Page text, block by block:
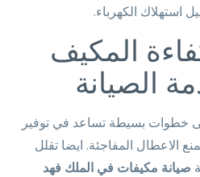
استهلاك الكهرباء.
المكيف
الصيانة
خطوات بسيطة تساعد في توفير
الاعطال المفاجئة. ايضا تقلل
صيانة مكيفات في الملك فهد